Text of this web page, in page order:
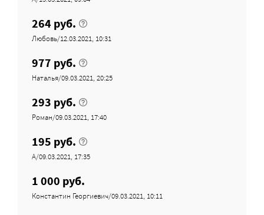
264 руб.
Любовь/12.03.2021, 10:31
977 руб.
Наталья/09.03.2021, 20:25
293 руб.
Роман/09.03.2021, 17:40
195 руб.
A/09.03.2021, 17:35
1 000 руб.
Константин Георгиевич/09.03.2021, 10:11